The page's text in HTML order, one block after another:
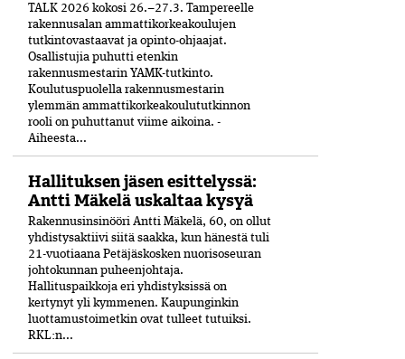
TALK 2026 kokosi 26.–27.3. Tampereelle
rakennusalan ammattikorkeakoulujen
tutkintovastaavat ja opinto-ohjaajat.
Osallistujia puhutti etenkin
rakennusmestarin YAMK-tutkinto.
Koulutuspuolella rakennusmestarin
ylemmän ammattikorkeakoulututkinnon
rooli on puhuttanut viime ­aikoina. ­
Aiheesta...
Hallituksen jäsen esittelyssä:
Antti Mäkelä uskaltaa kysyä
Rakennusinsinööri Antti Mäkelä, 60, on ollut
yhdistysaktiivi siitä saakka, kun hänestä tuli
21-vuo­tiaana Petäjäskosken nuoriso­seuran
johtokunnan puheenjohtaja.
Hallituspaikkoja eri yhdistyksissä on
kertynyt yli kymmenen. Kaupunginkin
luottamustoimetkin ovat tulleet tutuiksi.
RKL:n...